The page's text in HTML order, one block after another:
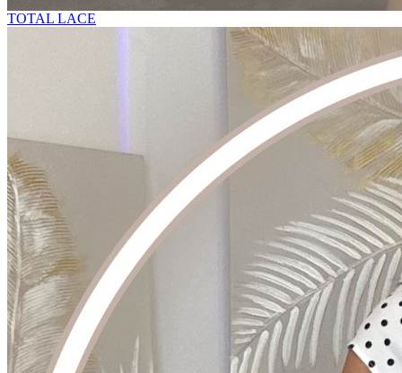
TOTAL LACE